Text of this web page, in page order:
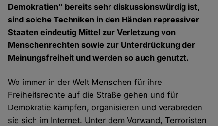
Demokratien" bereits sehr diskussionswürdig ist,
sind solche Techniken in den Händen repressiver
Staaten eindeutig Mittel zur Verletzung von
Menschenrechten sowie zur Unterdrückung der
Meinungsfreiheit und werden so auch genutzt.
Wo immer in der Welt Menschen für ihre
Freiheitsrechte auf die Straße gehen und für
Demokratie kämpfen, organisieren und verabreden
sie sich im Internet. Unter dem Vorwand, Terroristen